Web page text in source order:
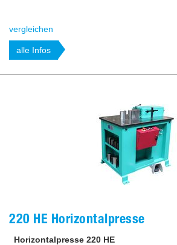
vergleichen
alle Infos
220 HE Horizontalpresse
Horizontalpresse 220 HE